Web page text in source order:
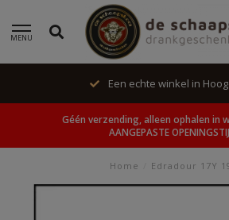
MENU
Een echte winkel in
Géén verzending, alleen ophalen in
AANGEPASTE
Home Edradour 17Y